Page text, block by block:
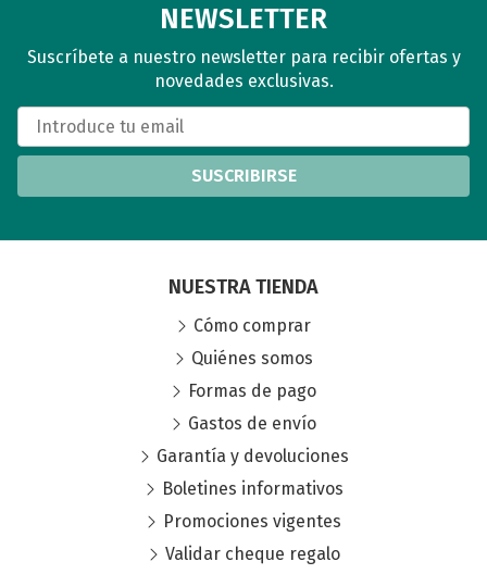
NEWSLETTER
Suscríbete a nuestro newsletter para recibir ofertas y
novedades exclusivas.
SUSCRIBIRSE
NUESTRA TIENDA
Cómo comprar
Quiénes somos
Formas de pago
Gastos de envío
Garantía y devoluciones
Boletines informativos
Promociones vigentes
Validar cheque regalo